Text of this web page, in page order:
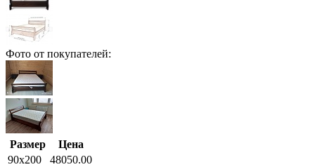
Фото от покупателей:
Размер
Цена
90x200
48050.00